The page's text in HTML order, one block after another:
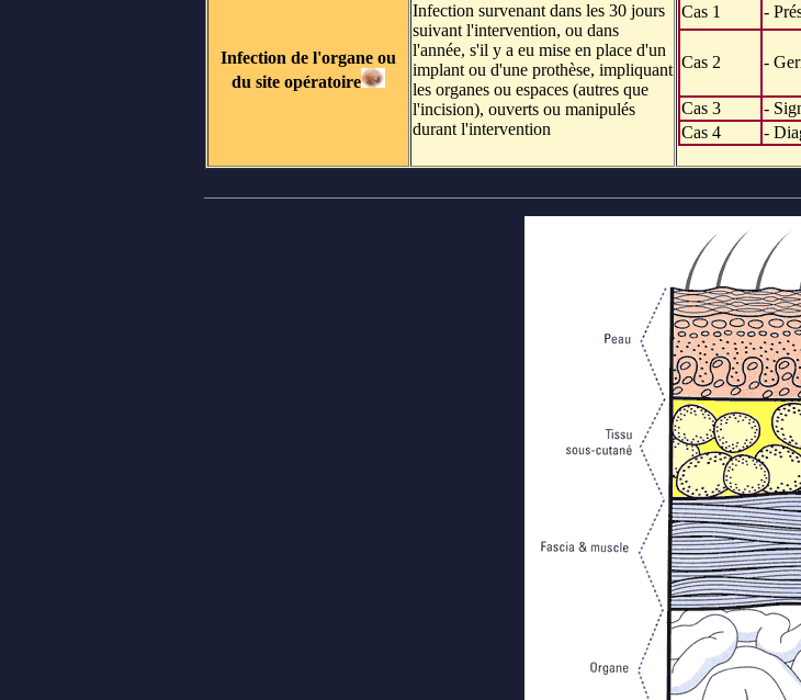
Infection de l'organe ou
du site opératoire
Infection survenant dans les 30 jours
suivant l'intervention, ou dans
l'année, s'il y a eu mise en place d'un
implant ou d'une prothèse, impliquant
les organes ou espaces (autres que
l'incision), ouverts ou manipulés
durant l'intervention
Cas 1 -
Cas 2 -
Cas 3
-
Cas 4
-